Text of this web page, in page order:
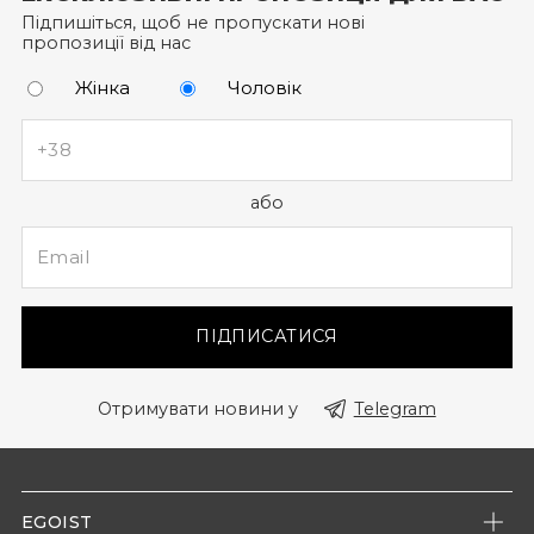
не за допомогою дзвінка до кол-центру).
Підпишіться, щоб не пропускати нові
пропозиції від нас
Жінка Чоловік
або
ПІДПИСАТИСЯ
Отримувати новини у Telegram
EGOIST